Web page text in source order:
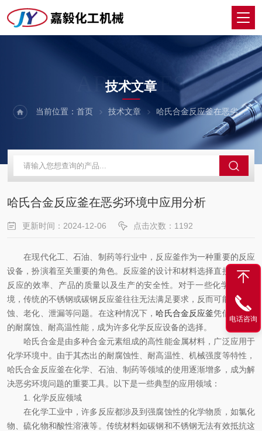
ARTICLES
技术文章
当前位置：首页 技术文章 哈氏合金反应釜在恶劣环境中应用分析
哈氏合金反应釜在恶劣环境中应用分析
更新时间：2024-12-06 点击次数：1192
在现代化工、石油、制药等行业中，反应釜作为一种重要的反应
设备，扮演着至关重要的角色。反应釜的设计和材料选择直接影响到
反应的效率、产品的质量以及生产的安全性。对于一些化学反应环
境，传统的不锈钢或碳钢反应釜往往无法满足要求，反而可能遭遇腐
蚀、老化、泄漏等问题。在这种情况下，哈氏合金反应釜凭借其优异
的耐腐蚀、耐高温性能，成为许多化学反应设备的选择。
哈氏合金是由多种合金元素组成的高性能金属材料，广泛应用于
化学环境中。由于其杰出的耐腐蚀性、耐高温性、机械强度等特性，
哈氏合金反应釜在化学、石油、制药等领域的使用逐渐增多，成为解
决恶劣环境问题的重要工具。以下是一些典型的应用领域：
1. 化学反应领域
在化学工业中，许多反应都涉及到强腐蚀性的化学物质，如氯化
物、硫化物和酸性溶液等。传统材料如碳钢和不锈钢无法有效抵抗这
电话咨询